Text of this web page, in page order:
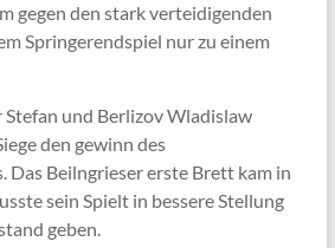
gegen den stark verteidigenden
Springerendspiel nur zu einem
Stefan und Berlizov Wladislaw
den gewinn des
Das Beilngrieser erste Brett kam in
sein Spielt in bessere Stellung
geben.